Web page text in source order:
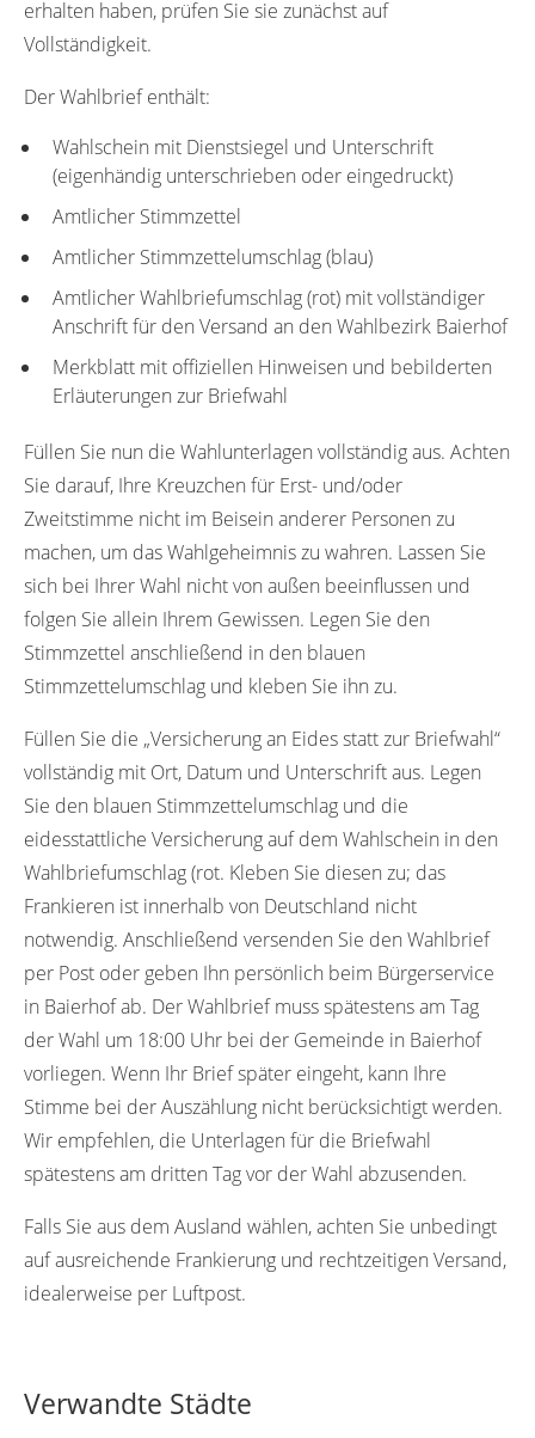
erhalten haben, prüfen Sie sie zunächst auf
Vollständigkeit.
Der Wahlbrief enthält:
Wahlschein mit Dienstsiegel und Unterschrift
(eigenhändig unterschrieben oder eingedruckt)
Amtlicher Stimmzettel
Amtlicher Stimmzettelumschlag (blau)
Amtlicher Wahlbriefumschlag (rot) mit vollständiger
Anschrift für den Versand an den Wahlbezirk Baierhof
Merkblatt mit offiziellen Hinweisen und bebilderten
Erläuterungen zur Briefwahl
Füllen Sie nun die Wahlunterlagen vollständig aus. Achten
Sie darauf, Ihre Kreuzchen für Erst- und/oder
Zweitstimme nicht im Beisein anderer Personen zu
machen, um das Wahlgeheimnis zu wahren. Lassen Sie
sich bei Ihrer Wahl nicht von außen beeinflussen und
folgen Sie allein Ihrem Gewissen. Legen Sie den
Stimmzettel anschließend in den blauen
Stimmzettelumschlag und kleben Sie ihn zu.
Füllen Sie die „Versicherung an Eides statt zur Briefwahl“
vollständig mit Ort, Datum und Unterschrift aus. Legen
Sie den blauen Stimmzettelumschlag und die
eidesstattliche Versicherung auf dem Wahlschein in den
Wahlbriefumschlag (rot. Kleben Sie diesen zu; das
Frankieren ist innerhalb von Deutschland nicht
notwendig. Anschließend versenden Sie den Wahlbrief
per Post oder geben Ihn persönlich beim Bürgerservice
in Baierhof ab. Der Wahlbrief muss spätestens am Tag
der Wahl um 18:00 Uhr bei der Gemeinde in Baierhof
vorliegen. Wenn Ihr Brief später eingeht, kann Ihre
Stimme bei der Auszählung nicht berücksichtigt werden.
Wir empfehlen, die Unterlagen für die Briefwahl
spätestens am dritten Tag vor der Wahl abzusenden.
Falls Sie aus dem Ausland wählen, achten Sie unbedingt
auf ausreichende Frankierung und rechtzeitigen Versand,
idealerweise per Luftpost.
Verwandte Städte